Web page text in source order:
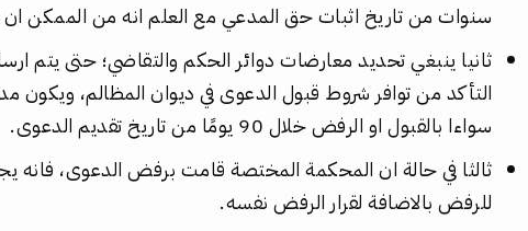
سنوات من تاريخ اثبات حق المدعي مع العلم انه من الممكن
ثانيا ينبغي تحديد معارضات دوائر الحكم والتقاضي؛ حتى يتم
التأكد من توافر شروط قبول الدعوى في ديوان المظالم، ويكون
سواءا بالقبول او الرفض خلال 90 يومًا من تاريخ تقديم الدعوى.
ثالثا في حالة ان المحكمة المختصة قامت برفض الدعوى، فانه
للرفض بالاضافة لقرار الرفض نفسه.